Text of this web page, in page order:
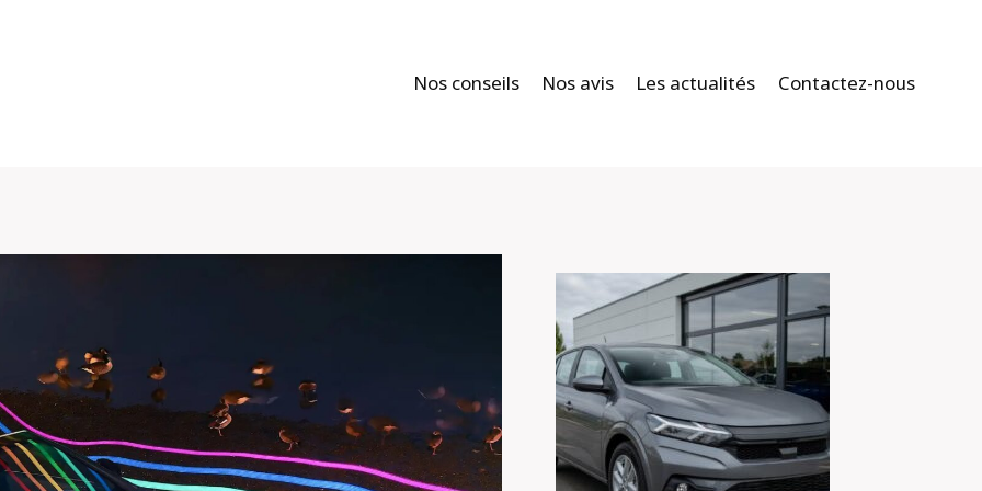
Nos conseils Nos avis Les actualités Contactez-nous